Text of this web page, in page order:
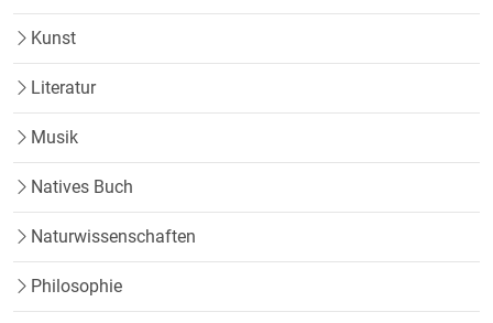
Kunst
Literatur
Musik
Natives Buch
Naturwissenschaften
Philosophie